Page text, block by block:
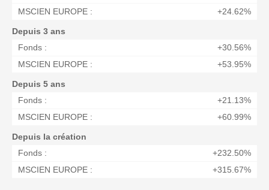
MSCIEN EUROPE :
+24.62%
Depuis 3 ans
Fonds :
+30.56%
MSCIEN EUROPE :
+53.95%
Depuis 5 ans
Fonds :
+21.13%
MSCIEN EUROPE :
+60.99%
Depuis la création
Fonds :
+232.50%
MSCIEN EUROPE :
+315.67%